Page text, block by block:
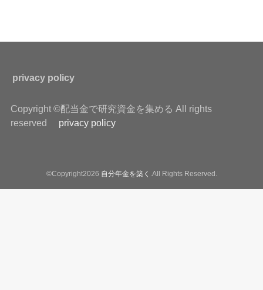
privacy policy
Copyright ©配当金で研究資金を集める All rights
reserved privacy policy
©Copyright2026 自分年金を築く .All Rights Reserved.